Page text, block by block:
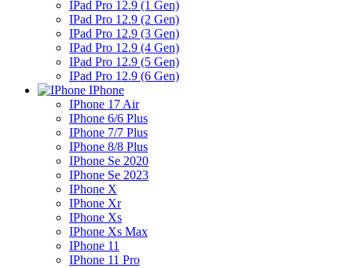
IPad Pro 12.9 (1 Gen)
IPad Pro 12.9 (2 Gen)
IPad Pro 12.9 (3 Gen)
IPad Pro 12.9 (4 Gen)
IPad Pro 12.9 (5 Gen)
IPad Pro 12.9 (6 Gen)
IPhone
IPhone 17 Air
IPhone 6/6 Plus
IPhone 7/7 Plus
IPhone 8/8 Plus
IPhone Se 2020
IPhone Se 2023
IPhone X
IPhone Xr
IPhone Xs
IPhone Xs Max
IPhone 11
IPhone 11 Pro